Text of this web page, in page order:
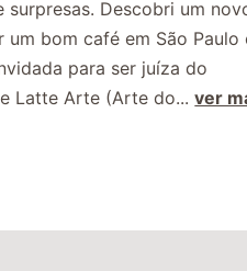
surpresas. Descobri um
bom café em São Paulo
para ser juíza do
Latte Arte (Arte do...ver